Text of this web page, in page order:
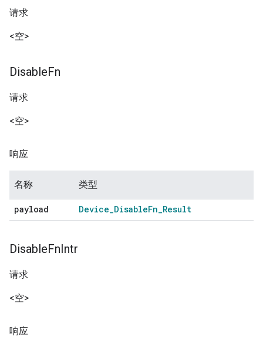
请求
<空>
DisableFn
请求
<空>
响应
名称 类型
payload Device_DisableFn_Result
DisableFnIntr
请求
<空>
响应